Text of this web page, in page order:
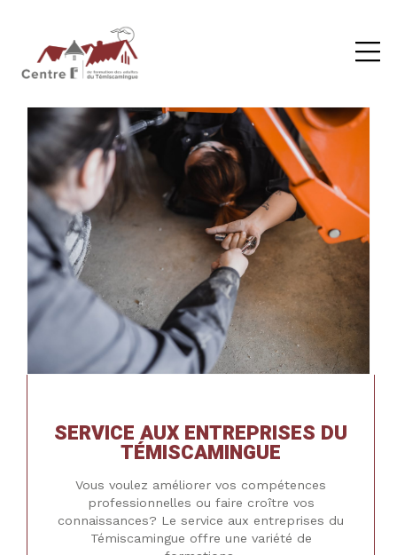
SERVICE AUX ENTREPRISES DU
TÉMISCAMINGUE
Vous voulez améliorer vos compétences
professionnelles ou faire croître vos
connaissances? Le service aux entreprises du
Témiscamingue offre une variété de